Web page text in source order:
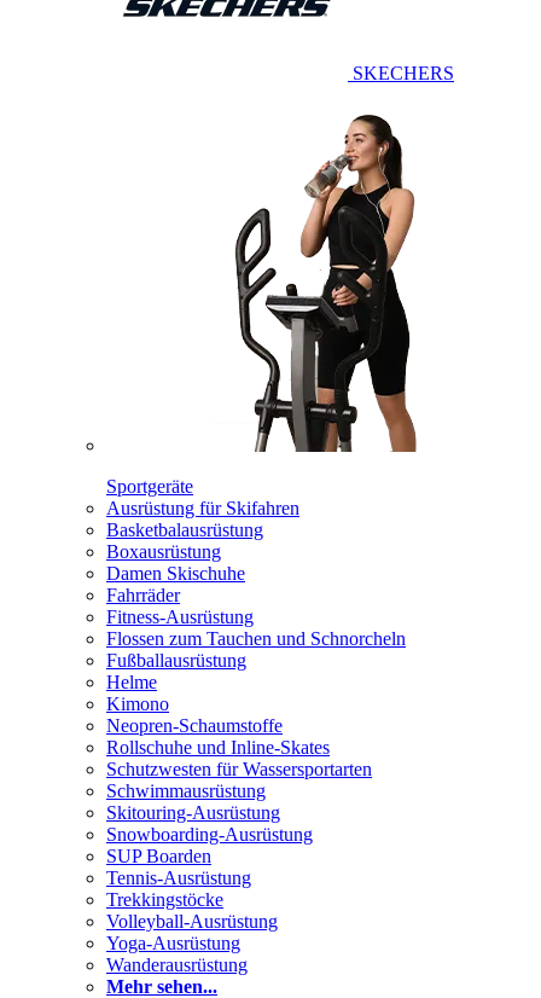
SKECHERS
Sportgeräte
Ausrüstung für Skifahren
Basketbalausrüstung
Boxausrüstung
Damen Skischuhe
Fahrräder
Fitness-Ausrüstung
Flossen zum Tauchen und Schnorcheln
Fußballausrüstung
Helme
Kimono
Neopren-Schaumstoffe
Rollschuhe und Inline-Skates
Schutzwesten für Wassersportarten
Schwimmausrüstung
Skitouring-Ausrüstung
Snowboarding-Ausrüstung
SUP Boarden
Tennis-Ausrüstung
Trekkingstöcke
Volleyball-Ausrüstung
Yoga-Ausrüstung
Wanderausrüstung
Mehr sehen...